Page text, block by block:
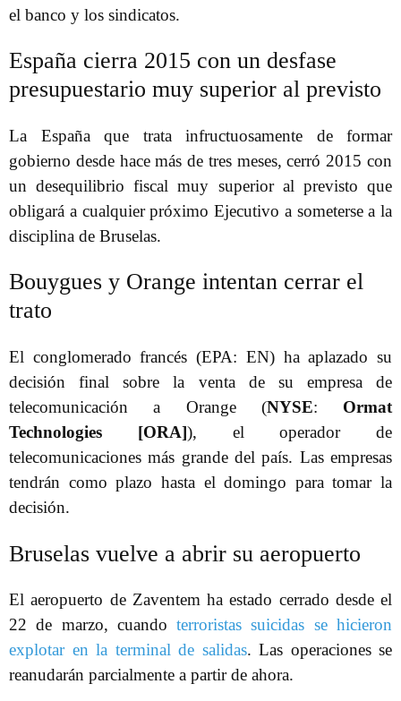
el banco y los sindicatos.
España cierra 2015 con un desfase
presupuestario muy superior al previsto
La España que trata infructuosamente de formar
gobierno desde hace más de tres meses, cerró 2015 con
un desequilibrio fiscal muy superior al previsto que
obligará a cualquier próximo Ejecutivo a someterse a la
disciplina de Bruselas.
Bouygues y Orange intentan cerrar el
trato
El conglomerado francés (EPA: EN) ha aplazado su
decisión final sobre la venta de su empresa de
telecomunicación a Orange (NYSE: Ormat
Technologies [ORA]), el operador de
telecomunicaciones más grande del país. Las empresas
tendrán como plazo hasta el domingo para tomar la
decisión.
Bruselas vuelve a abrir su aeropuerto
El aeropuerto de Zaventem ha estado cerrado desde el
22 de marzo, cuandoterroristas suicidas se hicieron
explotar en la terminal de salidas. Las operaciones se
reanudarán parcialmente a partir de ahora.